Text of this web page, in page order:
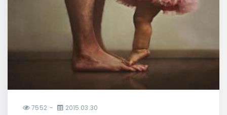
7552 2015.03.30